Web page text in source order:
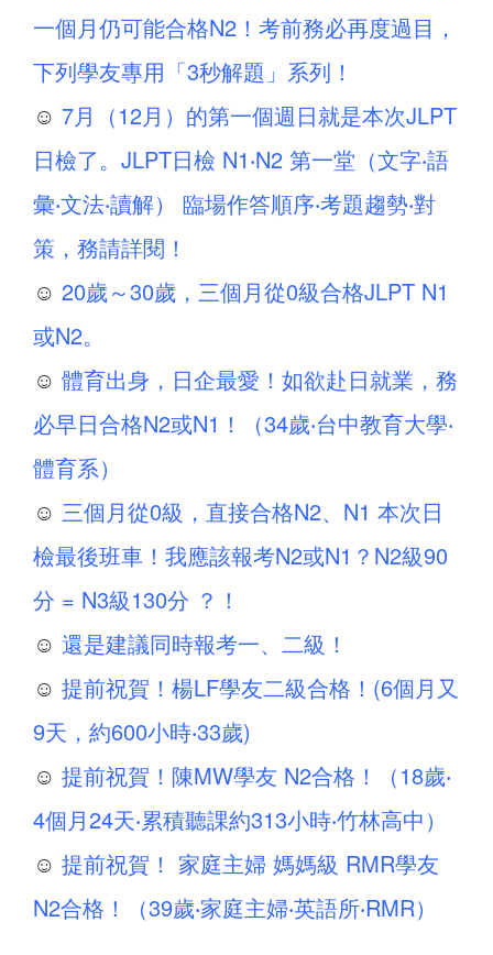
一個月仍可能合格N2！考前務必再度過目，
下列學友專用「3秒解題」系列！
☺ 7月（12月）的第一個週日就是本次JLPT
日檢了。JLPT日檢 N1‧N2 第一堂（文字‧語
彙‧文法‧讀解） 臨場作答順序‧考題趨勢‧對
策，務請詳閱！
☺ 20歲～30歲，三個月從0級合格JLPT N1
或N2。
☺ 體育出身，日企最愛！如欲赴日就業，務
必早日合格N2或N1！（34歲‧台中教育大學‧
體育系）
☺ 三個月從0級，直接合格N2、N1 本次日
檢最後班車！我應該報考N2或N1？N2級90
分 = N3級130分 ？！
☺ 還是建議同時報考一、二級！
☺ 提前祝賀！楊LF學友二級合格！(6個月又
9天，約600小時‧33歲)
☺ 提前祝賀！陳MW學友 N2合格！（18歲‧
4個月24天‧累積聽課約313小時‧竹林高中）
☺ 提前祝賀！ 家庭主婦 媽媽級 RMR學友
N2合格！（39歲‧家庭主婦‧英語所‧RMR）